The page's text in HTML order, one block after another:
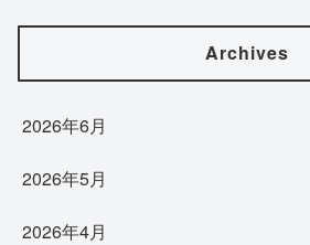
Archives
2026年6月
2026年5月
2026年4月